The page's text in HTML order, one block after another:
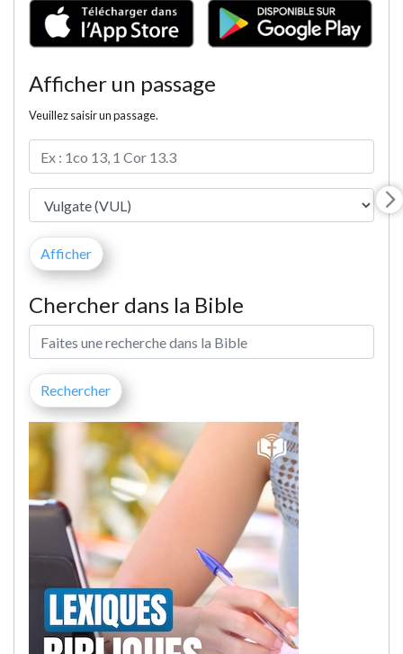
Afficher un passage
Veuillez saisir un passage.
Chercher dans la Bible